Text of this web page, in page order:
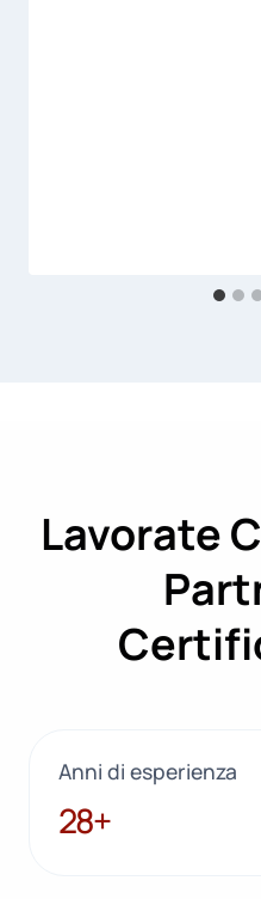
Lavorate
Anni di esperienza
28+
28+